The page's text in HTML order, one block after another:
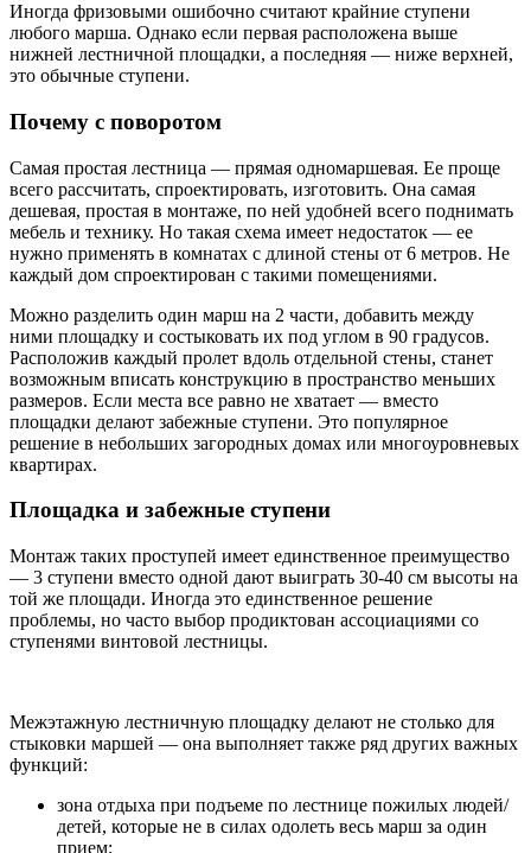
Иногда фризовыми ошибочно считают крайние ступени
любого марша. Однако если первая расположена выше
нижней лестничной площадки, а последняя — ниже верхней,
это обычные ступени.
Почему с поворотом
Самая простая лестница — прямая одномаршевая. Ее проще
всего рассчитать, спроектировать, изготовить. Она самая
дешевая, простая в монтаже, по ней удобней всего поднимать
мебель и технику. Но такая схема имеет недостаток — ее
нужно применять в комнатах с длиной стены от 6 метров. Не
каждый дом спроектирован с такими помещениями.
Можно разделить один марш на 2 части, добавить между
ними площадку и состыковать их под углом в 90 градусов.
Расположив каждый пролет вдоль отдельной стены, станет
возможным вписать конструкцию в пространство меньших
размеров. Если места все равно не хватает — вместо
площадки делают забежные ступени. Это популярное
решение в небольших загородных домах или многоуровневых
квартирах.
Площадка и забежные ступени
Монтаж таких проступей имеет единственное преимущество
— 3 ступени вместо одной дают выиграть 30-40 см высоты на
той же площади. Иногда это единственное решение
проблемы, но часто выбор продиктован ассоциациями со
ступенями винтовой лестницы.
Межэтажную лестничную площадку делают не столько для
стыковки маршей — она выполняет также ряд других важных
функций:
зона отдыха при подъеме по лестнице пожилых людей/
детей, которые не в силах одолеть весь марш за один
прием;